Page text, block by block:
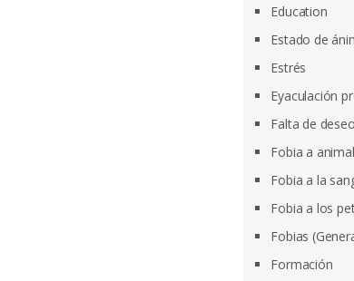
Education
Estado de
Estrés
Eyaculación
Falta de
Fobia a
Fobia a la
Fobia a los
Fobias
Formación